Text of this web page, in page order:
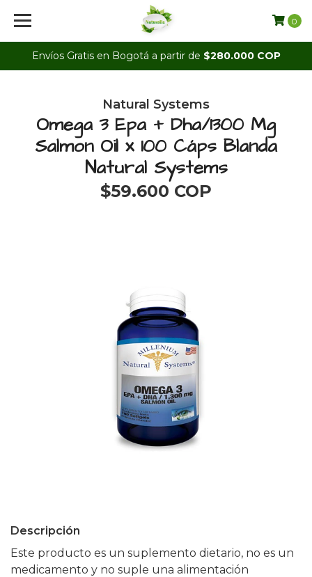
Envíos Gratis en Bogotá a partir de $280.000 COP
0
Natural Systems
Omega 3 Epa + Dha/1300 Mg
Salmon Oil x 100 Cáps Blanda
Natural Systems
$59.600 COP
Descripción
Este producto es un suplemento dietario, no es un
medicamento y no suple una alimentación